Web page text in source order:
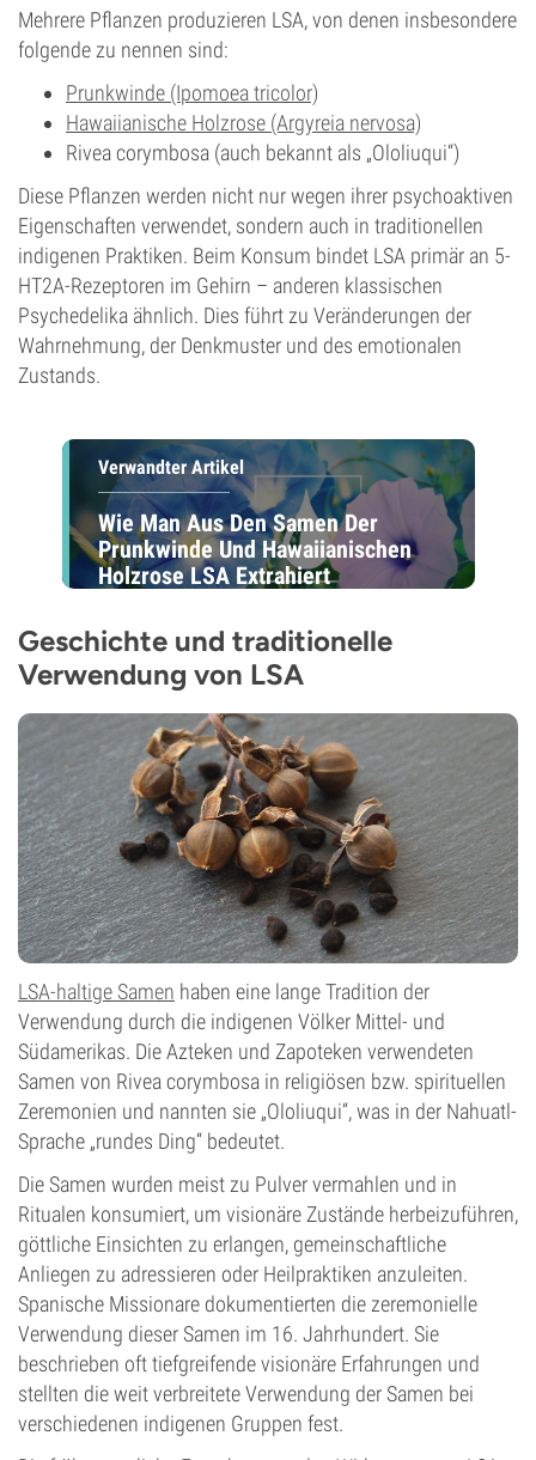
Mehrere Pflanzen produzieren LSA, von denen insbesondere
folgende zu nennen sind:
Prunkwinde (Ipomoea tricolor)
Hawaiianische Holzrose (Argyreia nervosa)
Rivea corymbosa (auch bekannt als „Ololiuqui“)
Diese Pflanzen werden nicht nur wegen ihrer psychoaktiven
Eigenschaften verwendet, sondern auch in traditionellen
indigenen Praktiken. Beim Konsum bindet LSA primär an 5-
HT2A-Rezeptoren im Gehirn – anderen klassischen
Psychedelika ähnlich. Dies führt zu Veränderungen der
Wahrnehmung, der Denkmuster und des emotionalen
Zustands.
Verwandter Artikel
Wie Man Aus Den Samen Der
Prunkwinde Und Hawaiianischen
Holzrose LSA Extrahiert
Geschichte und traditionelle
Verwendung von LSA
LSA-haltige Samen haben eine lange Tradition der
Verwendung durch die indigenen Völker Mittel- und
Südamerikas. Die Azteken und Zapoteken verwendeten
Samen von Rivea corymbosa in religiösen bzw. spirituellen
Zeremonien und nannten sie „Ololiuqui“, was in der Nahuatl-
Sprache „rundes Ding“ bedeutet.
Die Samen wurden meist zu Pulver vermahlen und in
Ritualen konsumiert, um visionäre Zustände herbeizuführen,
göttliche Einsichten zu erlangen, gemeinschaftliche
Anliegen zu adressieren oder Heilpraktiken anzuleiten.
Spanische Missionare dokumentierten die zeremonielle
Verwendung dieser Samen im 16. Jahrhundert. Sie
beschrieben oft tiefgreifende visionäre Erfahrungen und
stellten die weit verbreitete Verwendung der Samen bei
verschiedenen indigenen Gruppen fest.